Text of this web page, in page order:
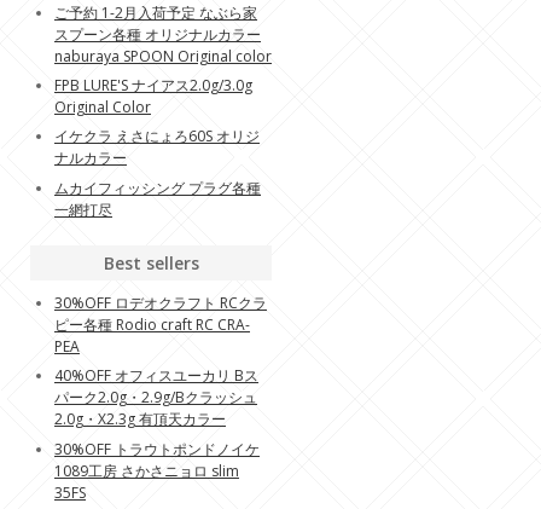
ご予約 1-2月入荷予定 なぶら家
スプーン各種 オリジナルカラー
naburaya SPOON Original color
FPB LURE'S ナイアス2.0g/3.0g
Original Color
イケクラ えさにょろ60S オリジ
ナルカラー
ムカイフィッシング プラグ各種
一網打尽
Best sellers
30%OFF ロデオクラフト RCクラ
ピー各種 Rodio craft RC CRA-
PEA
40%OFF オフィスユーカリ Bス
パーク2.0g・2.9g/Bクラッシュ
2.0g・X2.3g 有頂天カラー
30%OFF トラウトポンドノイケ
1089工房 さかさニョロ slim
35FS